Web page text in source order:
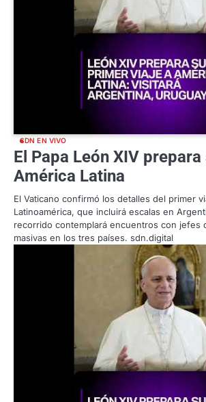
SDN EN VIVO
El Papa León XIV
América Latina
El Vaticano confirmó los detalles del primer
Latinoamérica, que incluirá escalas en
recorrido contemplará encuentros con jefes
masivas en los tres países. sdn.digital